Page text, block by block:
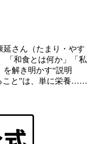
延さん（たまり・やす
「和食とは何か」「私
解き明かす“説明
こと”は、単に栄養……